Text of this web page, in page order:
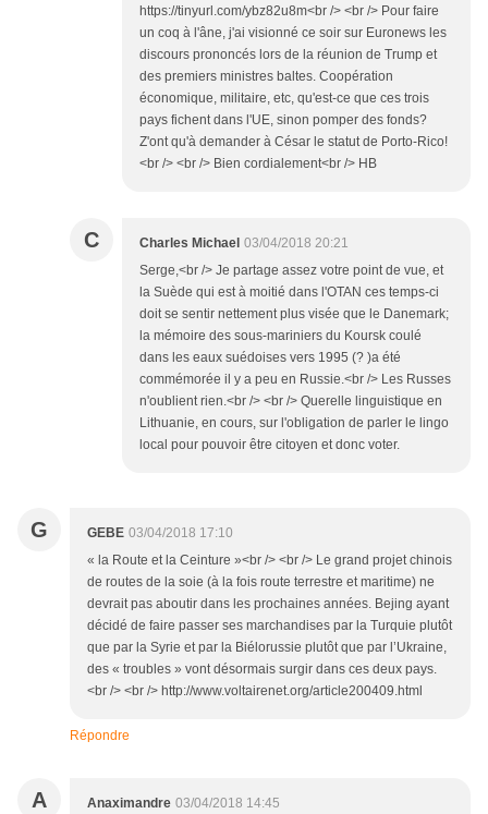
https://tinyurl.com/ybz82u8m<br /> <br /> Pour faire
un coq à l'âne, j'ai visionné ce soir sur Euronews les
discours prononcés lors de la réunion de Trump et
des premiers ministres baltes. Coopération
économique, militaire, etc, qu'est-ce que ces trois
pays fichent dans l'UE, sinon pomper des fonds?
Z'ont qu'à demander à César le statut de Porto-Rico!
<br /> <br /> Bien cordialement<br /> HB
C Charles Michael 03/04/2018 20:21
Serge,<br /> Je partage assez votre point de vue, et
la Suède qui est à moitié dans l'OTAN ces temps-ci
doit se sentir nettement plus visée que le Danemark;
la mémoire des sous-mariniers du Koursk coulé
dans les eaux suédoises vers 1995 (? )a été
commémorée il y a peu en Russie.<br /> Les Russes
n'oublient rien.<br /> <br /> Querelle linguistique en
Lithuanie, en cours, sur l'obligation de parler le lingo
local pour pouvoir être citoyen et donc voter.
G GEBE 03/04/2018 17:10
« la Route et la Ceinture »<br /> <br /> Le grand projet chinois
de routes de la soie (à la fois route terrestre et maritime) ne
devrait pas aboutir dans les prochaines années. Bejing ayant
décidé de faire passer ses marchandises par la Turquie plutôt
que par la Syrie et par la Biélorussie plutôt que par l’Ukraine,
des « troubles » vont désormais surgir dans ces deux pays.
<br /> <br /> http://www.voltairenet.org/article200409.html
Répondre
A Anaximandre 03/04/2018 14:45